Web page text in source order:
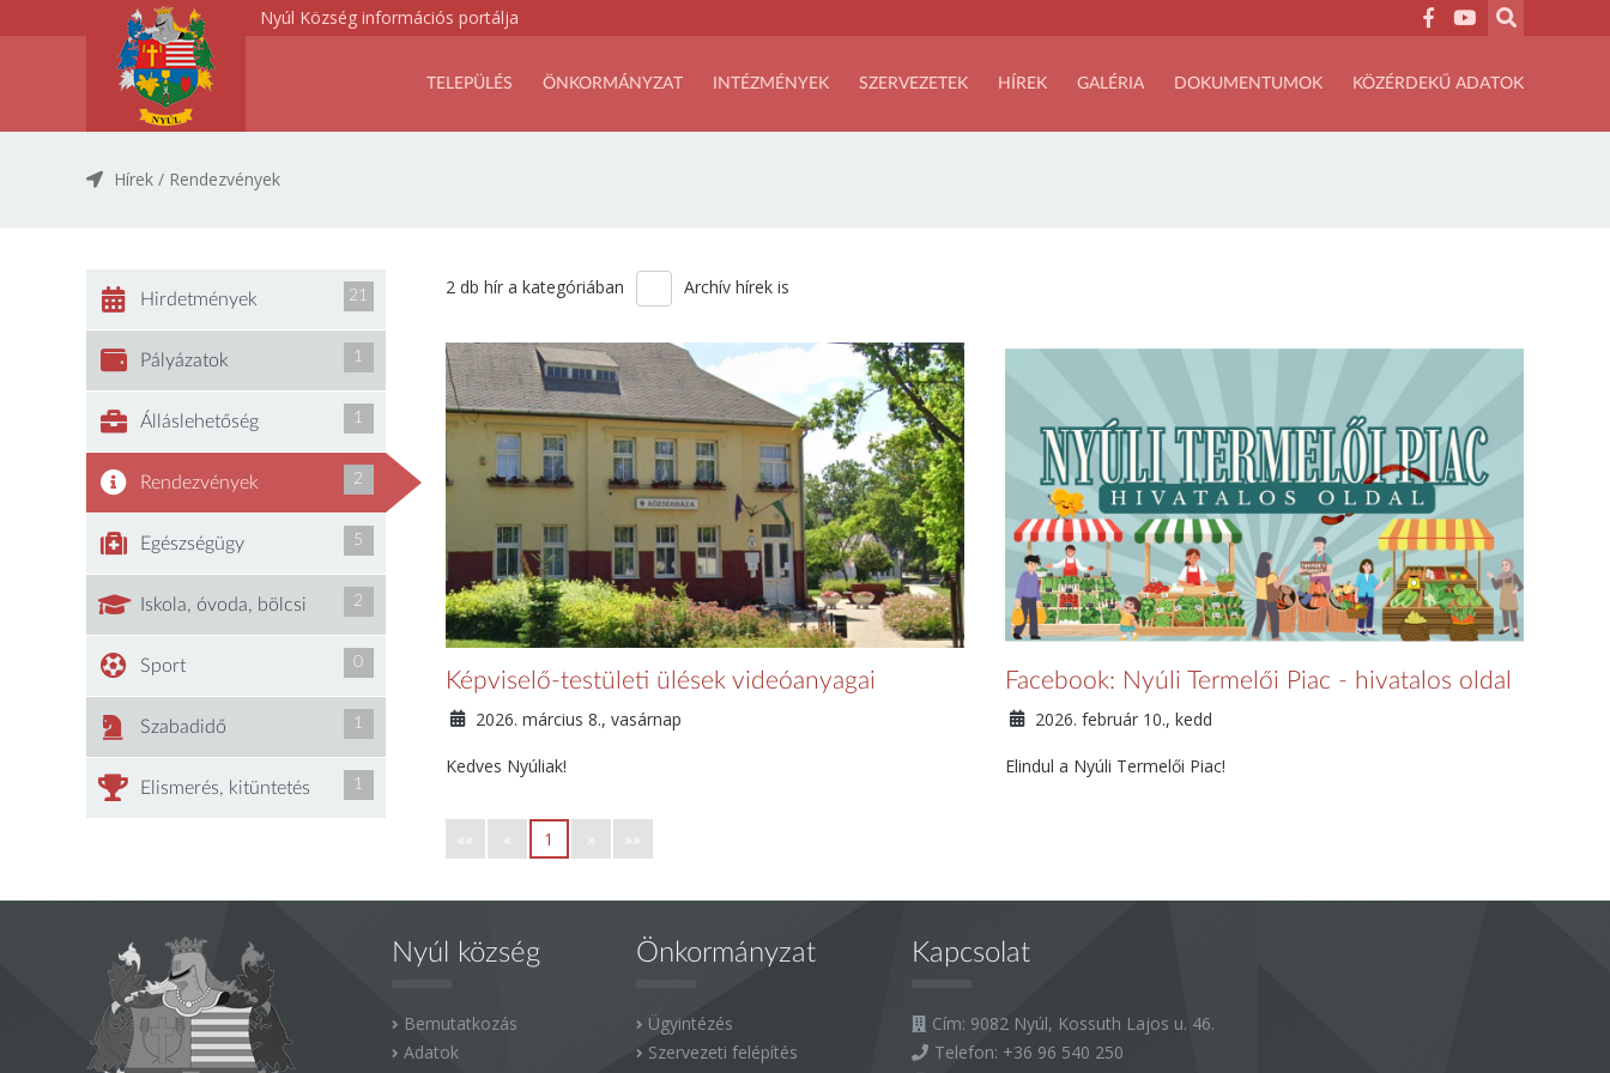
Nyúl Község információs portálja
TELEPÜLÉS ÖNKORMÁNYZAT INTÉZMÉNYEK SZERVEZETEK HÍREK GALÉRIA DOKUMENTUMOK KÖZÉRDEKŰ ADATOK
Hírek / Rendezvények
Hirdetmények 21
Pályázatok 1
Álláslehetőség 1
Rendezvények 2
Egészségügy 5
Iskola, óvoda, bölcsi 2
Sport 0
Szabadidő 1
Elismerés, kitüntetés 1
2 db hír a kategóriában Archív hírek is
Képviselő-testületi ülések videóanyagai
2026. március 8., vasárnap
Kedves Nyúliak!
Facebook: Nyúli Termelői Piac - hivatalos oldal
2026. február 10., kedd
Elindul a Nyúli Termelői Piac!
«« « 1 » »»
Nyúl község
Bemutatkozás
Adatok
Önkormányzat
Ügyintézés
Szervezeti felépítés
Kapcsolat
Cím: 9082 Nyúl, Kossuth Lajos u. 46.
Telefon: +36 96 540 250